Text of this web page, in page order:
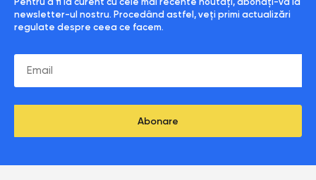
newsletter-ul nostru. Procedând astfel, veți primi actualizări
regulate despre ceea ce facem.
Abonare